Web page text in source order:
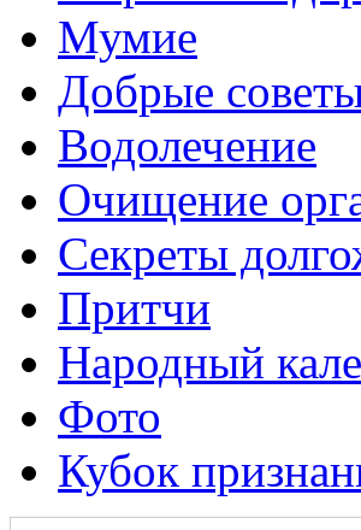
Мумие
Добрые
Водолечение
Очищение
Секреты
Притчи
Народный
Фото
Кубок